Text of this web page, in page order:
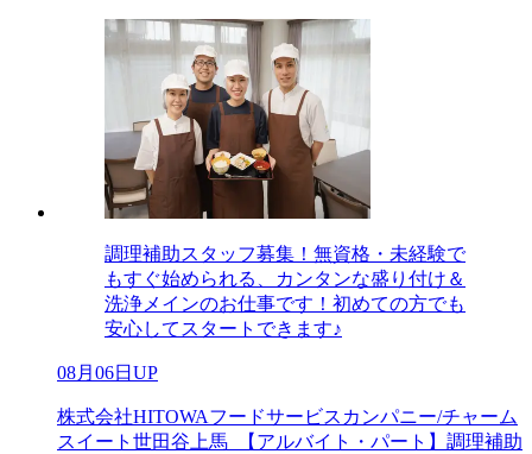
調理補助スタッフ募集！無資格・未経験で
もすぐ始められる、カンタンな盛り付け＆
洗浄メインのお仕事です！初めての方でも
安心してスタートできます♪
08月06日UP
株式会社HITOWAフードサービスカンパニー/チャーム
スイート世田谷上馬_【アルバイト・パート】調理補助